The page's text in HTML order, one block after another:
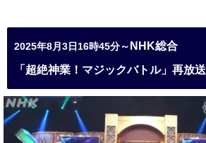
2025年8月3日16時45分～ NHK総合
「超絶神業！マジックバトル」再放送